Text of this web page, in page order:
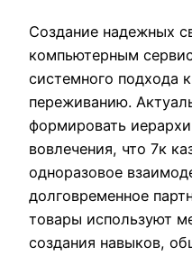
Создание надежных
компьютерным
системного подхода
переживанию.
формировать
вовлечения, что 7к
одноразовое
долговременное
товары используют
создания навыков,